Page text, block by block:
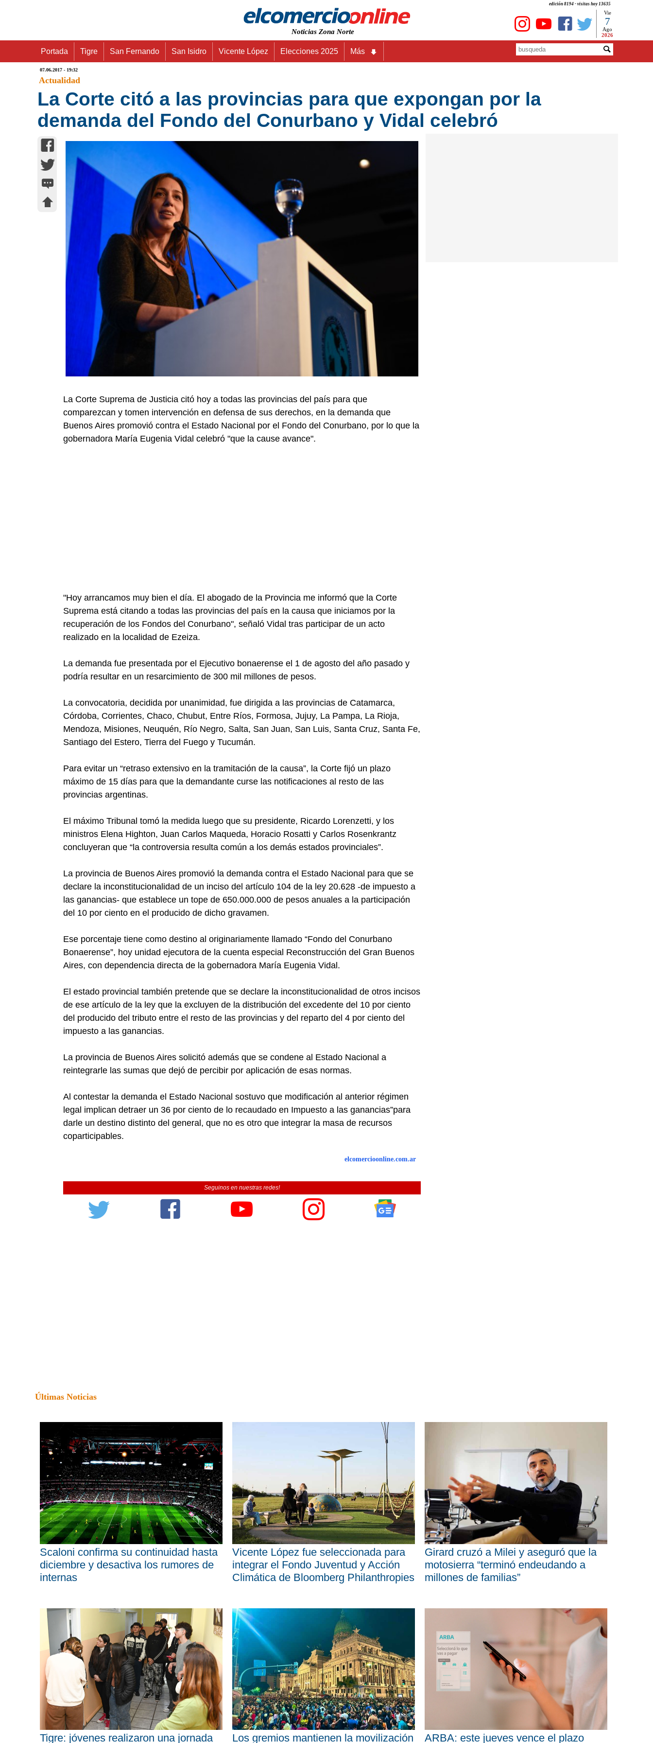
edición 8194 - visitas hoy 13635
Noticias Zona Norte
Vie
7
Ago
2026
Portada Tigre San Fernando San Isidro Vicente López Elecciones 2025 Más
07.06.2017 - 19:32
Actualidad
La Corte citó a las provincias para que expongan por la
demanda del Fondo del Conurbano y Vidal celebró
La Corte Suprema de Justicia citó hoy a todas las provincias del país para que
comparezcan y tomen intervención en defensa de sus derechos, en la demanda que
Buenos Aires promovió contra el Estado Nacional por el Fondo del Conurbano, por lo que la
gobernadora María Eugenia Vidal celebró "que la cause avance".
"Hoy arrancamos muy bien el día. El abogado de la Provincia me informó que la Corte
Suprema está citando a todas las provincias del país en la causa que iniciamos por la
recuperación de los Fondos del Conurbano", señaló Vidal tras participar de un acto
realizado en la localidad de Ezeiza.
La demanda fue presentada por el Ejecutivo bonaerense el 1 de agosto del año pasado y
podría resultar en un resarcimiento de 300 mil millones de pesos.
La convocatoria, decidida por unanimidad, fue dirigida a las provincias de Catamarca,
Córdoba, Corrientes, Chaco, Chubut, Entre Ríos, Formosa, Jujuy, La Pampa, La Rioja,
Mendoza, Misiones, Neuquén, Río Negro, Salta, San Juan, San Luis, Santa Cruz, Santa Fe,
Santiago del Estero, Tierra del Fuego y Tucumán.
Para evitar un “retraso extensivo en la tramitación de la causa”, la Corte fijó un plazo
máximo de 15 días para que la demandante curse las notificaciones al resto de las
provincias argentinas.
El máximo Tribunal tomó la medida luego que su presidente, Ricardo Lorenzetti, y los
ministros Elena Highton, Juan Carlos Maqueda, Horacio Rosatti y Carlos Rosenkrantz
concluyeran que “la controversia resulta común a los demás estados provinciales”.
La provincia de Buenos Aires promovió la demanda contra el Estado Nacional para que se
declare la inconstitucionalidad de un inciso del artículo 104 de la ley 20.628 -de impuesto a
las ganancias- que establece un tope de 650.000.000 de pesos anuales a la participación
del 10 por ciento en el producido de dicho gravamen.
Ese porcentaje tiene como destino al originariamente llamado “Fondo del Conurbano
Bonaerense”, hoy unidad ejecutora de la cuenta especial Reconstrucción del Gran Buenos
Aires, con dependencia directa de la gobernadora María Eugenia Vidal.
El estado provincial también pretende que se declare la inconstitucionalidad de otros incisos
de ese artículo de la ley que la excluyen de la distribución del excedente del 10 por ciento
del producido del tributo entre el resto de las provincias y del reparto del 4 por ciento del
impuesto a las ganancias.
La provincia de Buenos Aires solicitó además que se condene al Estado Nacional a
reintegrarle las sumas que dejó de percibir por aplicación de esas normas.
Al contestar la demanda el Estado Nacional sostuvo que modificación al anterior régimen
legal implican detraer un 36 por ciento de lo recaudado en Impuesto a las ganancias”para
darle un destino distinto del general, que no es otro que integrar la masa de recursos
coparticipables.
elcomercioonline.com.ar
Seguinos en nuestras redes!
Últimas Noticias
Scaloni confirma su continuidad hasta
diciembre y desactiva los rumores de
internas
Vicente López fue seleccionada para
integrar el Fondo Juventud y Acción
Climática de Bloomberg Philanthropies
Girard cruzó a Milei y aseguró que la
motosierra “terminó endeudando a
millones de familias”
Tigre: jóvenes realizaron una jornada Los gremios mantienen la movilización ARBA: este jueves vence el plazo